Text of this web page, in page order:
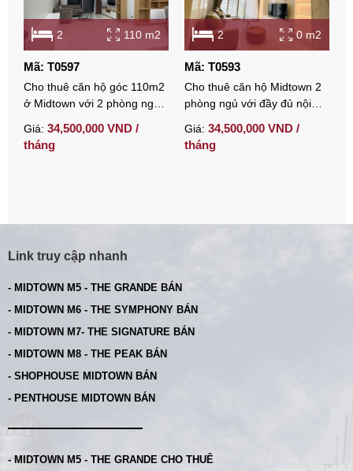
2 110 m2
Mã: T0597
Cho thuê căn hộ góc 110m2
ở Midtown với 2 phòng ngủ
Giá: 34,500,000 VND /
tháng
2 0 m2
Mã: T0593
Cho thuê căn hộ Midtown 2
phòng ngủ với đầy đủ nội
Giá: 34,500,000 VND /
tháng
Link truy cập nhanh
- MIDTOWN M5 - THE GRANDE BÁN
- MIDTOWN M6 - THE SYMPHONY BÁN
- MIDTOWN M7- THE SIGNATURE BÁN
- MIDTOWN M8 - THE PEAK BÁN
- SHOPHOUSE MIDTOWN BÁN
- PENTHOUSE MIDTOWN BÁN
- MIDTOWN M5 - THE GRANDE CHO THUÊ